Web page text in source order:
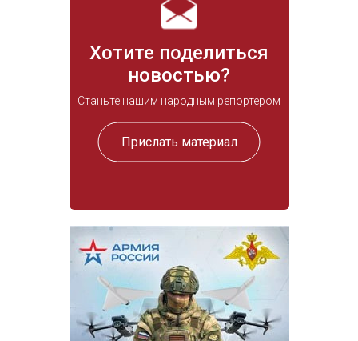
Хотите поделиться
новостью?
Станьте нашим народным репортером
Прислать материал